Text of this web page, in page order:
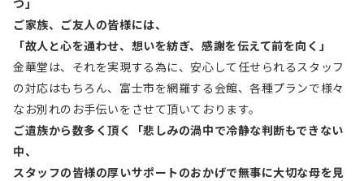
ご家族、ご友人の皆様には、
「故人と心を通わせ、想いを紡ぎ、感謝を伝えて前を向く」
金華堂は、それを実現する為に、安心して任せられるスタッフ
の対応はもちろん、富士市を網羅する会館、各種プランで様々
なお別れのお手伝いをさせて頂いております。
ご遺族から数多く頂く「悲しみの渦中で冷静な判断もできない
中、
スタッフの皆様の厚いサポートのおかげで無事に大切な母を見